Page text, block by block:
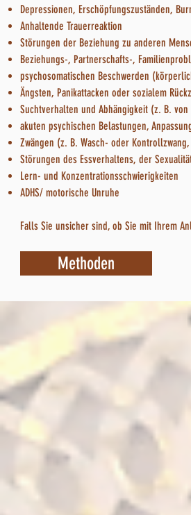
Depressionen, Erschöpfungszuständen,
Anhaltende Trauerreaktion
Störungen der Beziehung zu anderen
Beziehungs-, Partnerschafts-,
psychosomatischen Beschwerden
Ängsten, Panikattacken oder sozialem
Suchtverhalten und Abhängigkeit (z. B.
akuten psychischen Belastungen,
Zwängen (z. B. Wasch- oder
Störungen des Essverhaltens, der
Lern- und Konzentrationsschwierigkeiten
ADHS/ motorische Unruhe
Falls Sie unsicher sind, ob Sie mit Ihrem
Methoden